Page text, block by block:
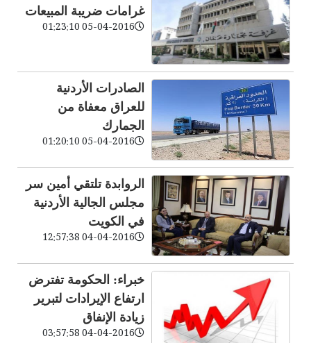
غرامات ضريبة المبيعات
05-04-2016 01:23:10
الصادرات الأردنية
للعراق معفاة من
الجمارك
05-04-2016 01:20:10
الروابدة تلتقي أمين سر
مجلس الجالية الأردنية
في الكويت
04-04-2016 12:57:38
خبراء: الحكومة تفترض
ارتفاع الإيرادات لتبرير
زيادة الإنفاق
04-04-2016 03:57:58